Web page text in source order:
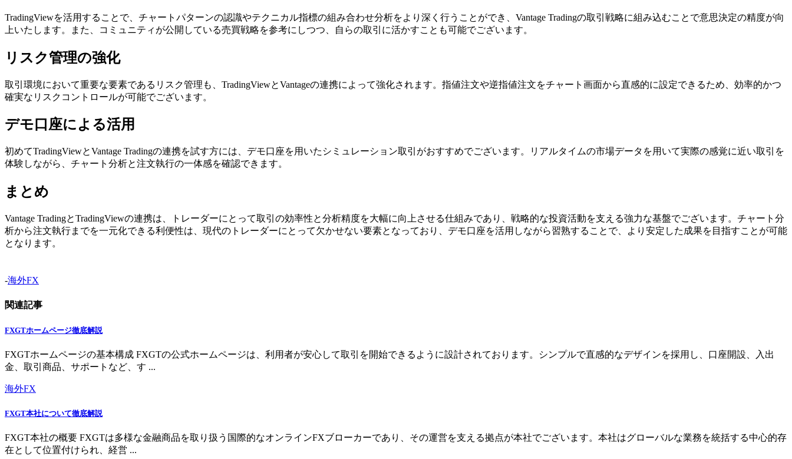
TradingViewを活用することで、チャートパターンの認識やテクニカル指標の組み合わせ分析をより深く行うことができ、Vantage Tradingの取引戦略に組み込むことで意思決定の精度が向
上いたします。また、コミュニティが公開している売買戦略を参考にしつつ、自らの取引に活かすことも可能でございます。
リスク管理の強化
取引環境において重要な要素であるリスク管理も、TradingViewとVantageの連携によって強化されます。指値注文や逆指値注文をチャート画面から直感的に設定できるため、効率的かつ
確実なリスクコントロールが可能でございます。
デモ口座による活用
初めてTradingViewとVantage Tradingの連携を試す方には、デモ口座を用いたシミュレーション取引がおすすめでございます。リアルタイムの市場データを用いて実際の感覚に近い取引を
体験しながら、チャート分析と注文執行の一体感を確認できます。
まとめ
Vantage TradingとTradingViewの連携は、トレーダーにとって取引の効率性と分析精度を大幅に向上させる仕組みであり、戦略的な投資活動を支える強力な基盤でございます。チャート分
析から注文執行までを一元化できる利便性は、現代のトレーダーにとって欠かせない要素となっており、デモ口座を活用しながら習熟することで、より安定した成果を目指すことが可能
となります。
-海外FX
関連記事
FXGTホームページ徹底解説
FXGTホームページの基本構成 FXGTの公式ホームページは、利用者が安心して取引を開始できるように設計されております。シンプルで直感的なデザインを採用し、口座開設、入出
金、取引商品、サポートなど、す ...
海外FX
FXGT本社について徹底解説
FXGT本社の概要 FXGTは多様な金融商品を取り扱う国際的なオンラインFXブローカーであり、その運営を支える拠点が本社でございます。本社はグローバルな業務を統括する中心的存
在として位置付けられ、経営 ...